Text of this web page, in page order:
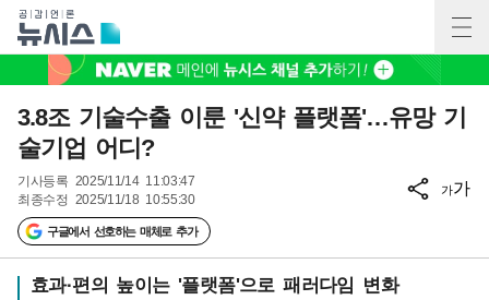
3.8조 기술수출 이룬 '신약 플랫폼'…유망 기
술기업 어디?
기사등록 2025/11/14 11:03:47
최종수정 2025/11/18 10:55:30
구글에서 선호하는 매체로 추가
가가
효과·편의 높이는 '플랫폼'으로 패러다임 변화